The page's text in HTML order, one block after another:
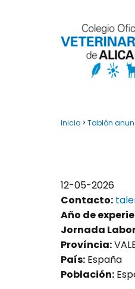
Inicio > Tablón
12-05-2026
Contacto:
Año de
Jornada
Província:
País: España
Población: